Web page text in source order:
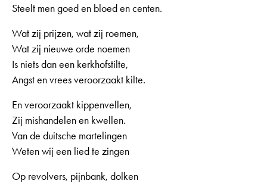
Steelt men goed en bloed en centen.
Wat zij prijzen, wat zij roemen,
Wat zij nieuwe orde noemen
Is niets dan een kerkhofstilte,
Angst en vrees veroorzaakt kilte.
En veroorzaakt kippenvellen,
Zij mishandelen en kwellen.
Van de duitsche martelingen
Weten wij een lied te zingen
Op revolvers, pijnbank, dolken